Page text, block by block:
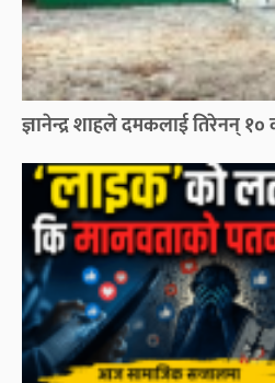
ज्ञानेन्द्र शाहले दमकलाई तिरेनन्